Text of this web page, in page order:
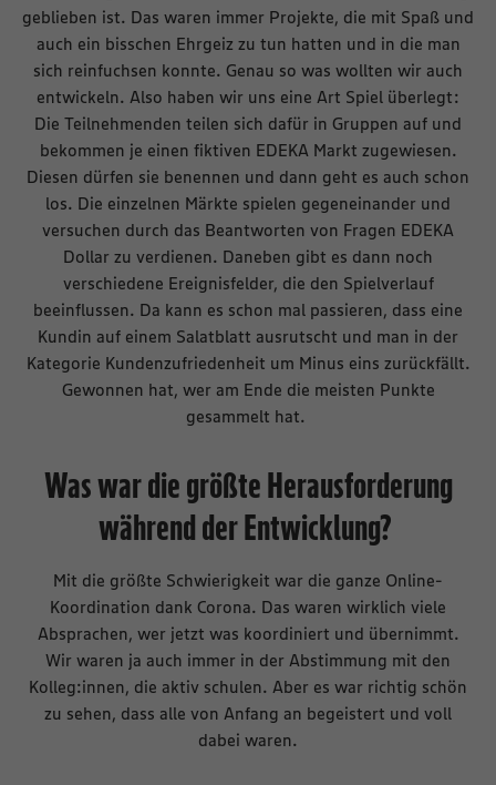
geblieben ist. Das waren immer Projekte, die mit Spaß und
auch ein bisschen Ehrgeiz zu tun hatten und in die man
sich reinfuchsen konnte. Genau so was wollten wir auch
entwickeln. Also haben wir uns eine Art Spiel überlegt:
Die Teilnehmenden teilen sich dafür in Gruppen auf und
bekommen je einen fiktiven EDEKA Markt zugewiesen.
Diesen dürfen sie benennen und dann geht es auch schon
los. Die einzelnen Märkte spielen gegeneinander und
versuchen durch das Beantworten von Fragen EDEKA
Dollar zu verdienen. Daneben gibt es dann noch
verschiedene Ereignisfelder, die den Spielverlauf
beeinflussen. Da kann es schon mal passieren, dass eine
Kundin auf einem Salatblatt ausrutscht und man in der
Kategorie Kundenzufriedenheit um Minus eins zurückfällt.
Gewonnen hat, wer am Ende die meisten Punkte
gesammelt hat.
Was war die größte Herausforderung
während der Entwicklung?
Mit die größte Schwierigkeit war die ganze Online-
Koordination dank Corona. Das waren wirklich viele
Absprachen, wer jetzt was koordiniert und übernimmt.
Wir waren ja auch immer in der Abstimmung mit den
Kolleg:innen, die aktiv schulen. Aber es war richtig schön
zu sehen, dass alle von Anfang an begeistert und voll
dabei waren.